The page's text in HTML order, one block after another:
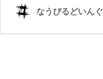
なうびるどいんぐ